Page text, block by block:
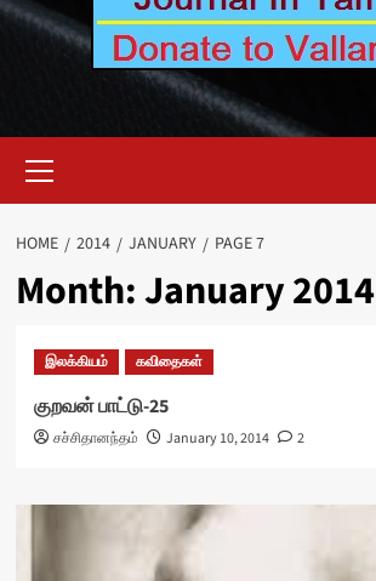
Menu
HOME 2014 JANUARY PAGE 7
Month:January 2014
இலக்கியம் கவிதைகள்
குறவன் பாட்டு-25
சச்சிதானந்தம் January 10, 2014 2